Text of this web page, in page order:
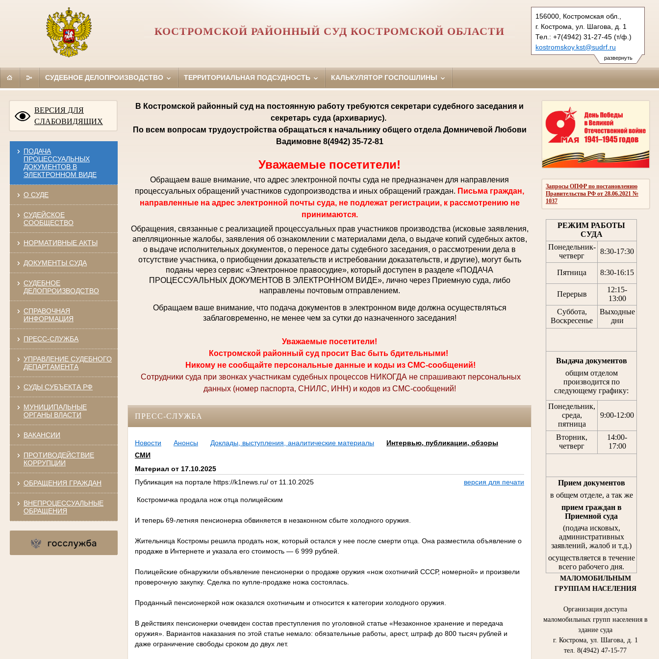
развернуть
156000, Костромская обл.,
г. Кострома, ул. Шагова, д. 1
Тел.: +7(4942) 31-27-45 (т/ф.)
kostromskoy.kst@sudrf.ru
КОСТРОМСКОЙ РАЙОННЫЙ СУД КОСТРОМСКОЙ ОБЛАСТИ
СУДЕБНОЕ ДЕЛОПРОИЗВОДСТВО ТЕРРИТОРИАЛЬНАЯ ПОДСУДНОСТЬ КАЛЬКУЛЯТОР ГОСПОШЛИНЫ
ВЕРСИЯ ДЛЯ
СЛАБОВИДЯЩИХ
ПОДАЧА
ПРОЦЕССУАЛЬНЫХ
ДОКУМЕНТОВ В
ЭЛЕКТРОННОМ ВИДЕ
О СУДЕ
СУДЕЙСКОЕ
СООБЩЕСТВО
НОРМАТИВНЫЕ АКТЫ
ДОКУМЕНТЫ СУДА
СУДЕБНОЕ
ДЕЛОПРОИЗВОДСТВО
СПРАВОЧНАЯ
ИНФОРМАЦИЯ
ПРЕСС-СЛУЖБА
УПРАВЛЕНИЕ СУДЕБНОГО
ДЕПАРТАМЕНТА
СУДЫ СУБЪЕКТА РФ
МУНИЦИПАЛЬНЫЕ
ОРГАНЫ ВЛАСТИ
ВАКАНСИИ
ПРОТИВОДЕЙСТВИЕ
КОРРУПЦИИ
ОБРАЩЕНИЯ ГРАЖДАН
ВНЕПРОЦЕССУАЛЬНЫЕ
ОБРАЩЕНИЯ
Запросы ОПФР по постановлению
Правительства РФ от 28.06.2021 №
1037
РЕЖИМ РАБОТЫ
СУДА
Понедельник-
четверг
8:30-17:30
Пятница 8:30-16:15
Перерыв
12:15-
13:00
Суббота,
Воскресенье
Выходные
дни
Выдача документов
общим отделом
производится по
следующему графику:
Понедельник,
среда,
пятница
9:00-12:00
Вторник,
четверг
14:00-
17:00
Прием документов
в общем отделе, а так же
прием граждан в
Приемной суда
(подача исковых,
административных
заявлений, жалоб и т.д.)
осуществляется в течение
всего рабочего дня.
МАЛОМОБИЛЬНЫМ
ГРУППАМ НАСЕЛЕНИЯ
Организация доступа
маломобильных групп населения в
здание суда
г. Кострома, ул. Шагова, д. 1
тел. 8(4942) 47-15-77
В Костромской районный суд на постоянную работу требуются секретари судебного заседания и
секретарь суда (архивариус).
По всем вопросам трудоустройства обращаться к начальнику общего отдела Домничевой Любови
Вадимовне 8(4942) 35-72-81
Уважаемые посетители!
Обращаем ваше внимание, что адрес электронной почты суда не предназначен для направления
процессуальных обращений участников судопроизводства и иных обращений граждан. Письма граждан,
направленные на адрес электронной почты суда, не подлежат регистрации, к рассмотрению не
принимаются.
Обращения, связанные с реализацией процессуальных прав участников производства (исковые заявления,
апелляционные жалобы, заявления об ознакомлении с материалами дела, о выдаче копий судебных актов,
о выдаче исполнительных документов, о переносе даты судебного заседания, о рассмотрении дела в
отсутствие участника, о приобщении доказательств и истребовании доказательств, и другие), могут быть
поданы через сервис «Электронное правосудие», который доступен в разделе «ПОДАЧА
ПРОЦЕССУАЛЬНЫХ ДОКУМЕНТОВ В ЭЛЕКТРОННОМ ВИДЕ», лично через Приемную суда, либо
направлены почтовым отправлением.
Обращаем ваше внимание, что подача документов в электронном виде должна осуществляться
заблаговременно, не менее чем за сутки до назначенного заседания!
Уважаемые посетители!
Костромской районный суд просит Вас быть бдительными!
Никому не сообщайте персональные данные и коды из СМС-сообщений!
Сотрудники суда при звонках участникам судебных процессов НИКОГДА не спрашивают персональных
данных (номер паспорта, СНИЛС, ИНН) и кодов из СМС-сообщений!
ПРЕСС-СЛУЖБА
Новости Анонсы Доклады, выступления, аналитические материалы
Интервью, публикации, обзоры
СМИ
Материал от 17.10.2025
Публикация на портале https://k1news.ru/ от 11.10.2025
версия для печати
Костромичка продала нож отца полицейским
И теперь 69-летняя пенсионерка обвиняется в незаконном сбыте холодного оружия.
Жительница Костромы решила продать нож, который остался у нее после смерти отца. Она разместила объявление о
продаже в Интернете и указала его стоимость — 6 999 рублей.
Полицейские обнаружили объявление пенсионерки о продаже оружия «нож охотничий СССР, номерной» и произвели
проверочную закупку. Сделка по купле-продаже ножа состоялась.
Проданный пенсионеркой нож оказался охотничьим и относится к категории холодного оружия.
В действиях пенсионерки очевиден состав преступления по уголовной статье «Незаконное хранение и передача
оружия». Вариантов наказания по этой статье немало: обязательные работы, арест, штраф до 800 тысяч рублей и
даже ограничение свободы сроком до двух лет.